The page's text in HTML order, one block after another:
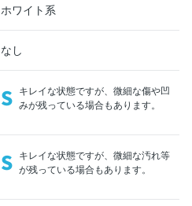
ホワイト系
なし
S キレイな状態ですが、微細な傷や凹
みが残っている場合もあります。
S キレイな状態ですが、微細な汚れ等
が残っている場合もあります。